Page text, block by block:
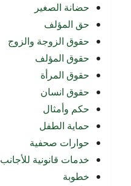
حضانة الصغير
حق المؤلف
حقوق الزوجة والزوج
حقوق المؤلف
حقوق المرأة
حقوق انسان
حكم وأمثال
حماية الطفل
حوارات صحفية
خدمات قانونية للأجانب
خطوبة